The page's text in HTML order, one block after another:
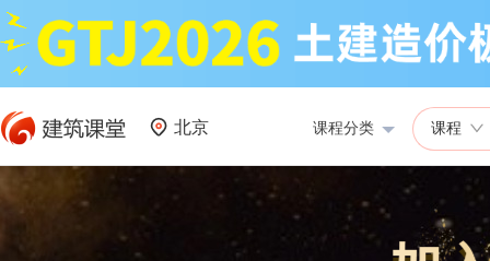
北京 课程分类 课程